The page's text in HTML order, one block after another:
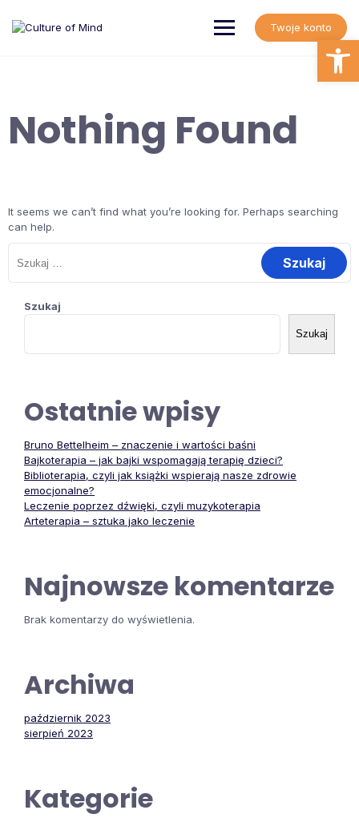
content
Twoje konto
Nothing Found
It seems we can’t find what you’re looking for. Perhaps searching
can help.
Szukaj:
Szukaj
Szukaj
Ostatnie wpisy
Bruno Bettelheim – znaczenie i wartości baśni
Bajkoterapia – jak bajki wspomagają terapię dzieci?
Biblioterapia, czyli jak książki wspierają nasze zdrowie
emocjonalne?
Leczenie poprzez dźwięki, czyli muzykoterapia
Arteterapia – sztuka jako leczenie
Najnowsze komentarze
Brak komentarzy do wyświetlenia.
Archiwa
październik 2023
sierpień 2023
Kategorie